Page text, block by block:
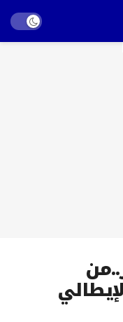
mode